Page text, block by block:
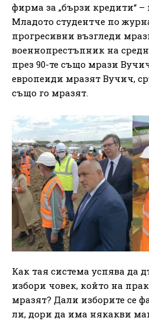
фирма за „бързи кредити“
Младото студентче по
прогресивни възгледи
военнопрестъпник на
през 90-те също мрази
европеиди мразят Вучич,
също го мразят.
Как тая система успява да
избори човек, който на
мразят? Дали изборите се
ли, дори да има някакви